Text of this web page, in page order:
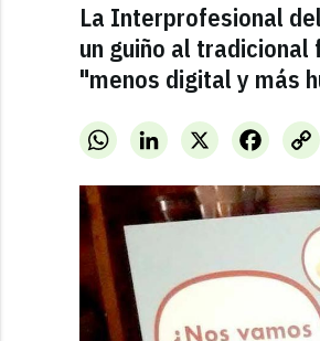
La Interprofesional
un guiño al
"menos digital y más
WhatsAppLinkedInX